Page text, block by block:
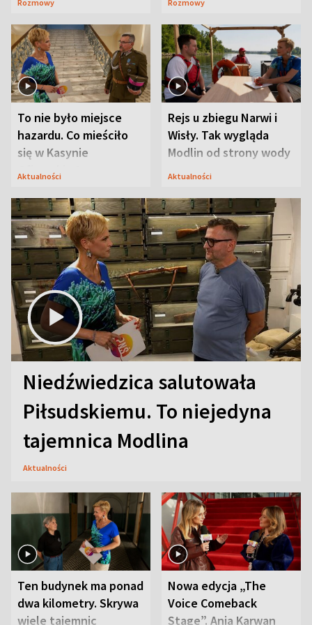
Rozmowy Rozmowy
To nie było miejsce
hazardu. Co mieściło
się w Kasynie
Oficerskim?
Aktualności
Rejs u zbiegu Narwi i
Wisły. Tak wygląda
Modlin od strony wody
Aktualności
Niedźwiedzica salutowała
Piłsudskiemu. To niejedyna
tajemnica Modlina
Aktualności
Ten budynek ma ponad
dwa kilometry. Skrywa
wiele tajemnic
Nowa edycja „The
Voice Comeback
Stage”. Ania Karwan